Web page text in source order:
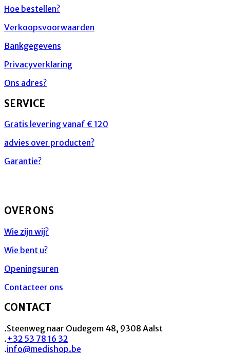
Hoe bestellen?
Verkoopsvoorwaarden
Bankgegevens
Privacyverklaring
Ons adres?
SERVICE
Gratis levering vanaf € 120
advies over producten?
Garantie?
OVER ONS
Wie zijn wij?
Wie bent u?
Openingsuren
Contacteer ons
CONTACT
.Steenweg naar Oudegem 48, 9308 Aalst
.+32 53 78 16 32
.info@medishop.be